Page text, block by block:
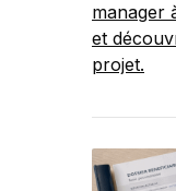
manager
et
projet.